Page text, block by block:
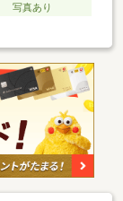
写真あり